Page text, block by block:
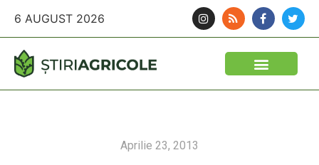
6 AUGUST 2026
Aprilie 23, 2013